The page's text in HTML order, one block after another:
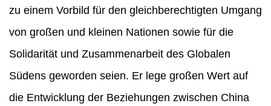
zu einem Vorbild für den gleichberechtigten Umgang
von großen und kleinen Nationen sowie für die
Solidarität und Zusammenarbeit des Globalen
Südens geworden seien. Er lege großen Wert auf
die Entwicklung der Beziehungen zwischen China